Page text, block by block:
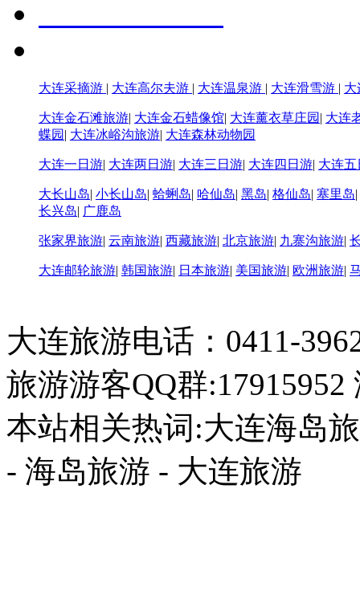
大连采摘游 | 大连高尔夫游 | 大连温泉游 | 大连滑雪游 |
大连金石滩旅游| 大连金石蜡像馆| 大连薰衣草庄园 | 大连
蝶园 | 大连冰峪沟旅游| 大连森林动物园
大连一日游| 大连两日游| 大连三日游| 大连四日游| 大连五
大长山岛| 小长山岛| 蛤蜊岛| 哈仙岛| 黑岛| 格仙岛| 塞里岛|
长兴岛| 广鹿岛
张家界旅游| 云南旅游| 西藏旅游| 北京旅游| 九寨沟旅游|
大连邮轮旅游| 韩国旅游| 日本旅游| 美国旅游| 欧洲旅游|
大连旅游电话：0411-
旅游游客QQ群
本站相关热词:大连海岛
- 海岛旅游 - 大连旅游